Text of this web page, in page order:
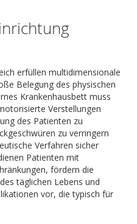
erfüllen multidimensionale
Belegung des physischen
Krankenhausbett muss
Verstellungen
des Patienten zu
zu verringern
Verfahren sicher
Patienten mit
fördern die
täglichen Lebens und
vor, die typisch für